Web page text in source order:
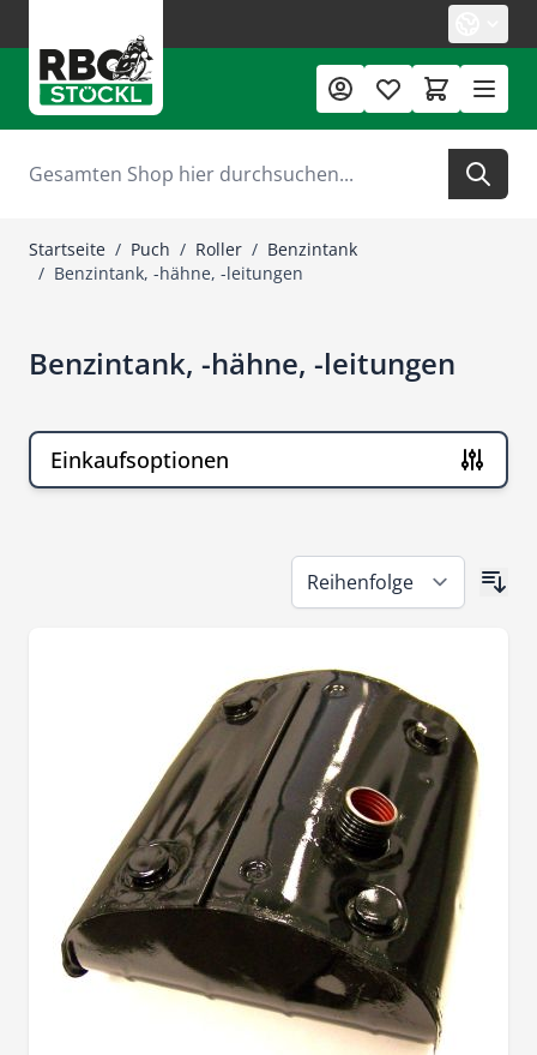
Suche
Startseite / Puch / Roller / Benzintank
/ Benzintank, -hähne, -leitungen
Benzintank, -hähne, -leitungen
Einkaufsoptionen